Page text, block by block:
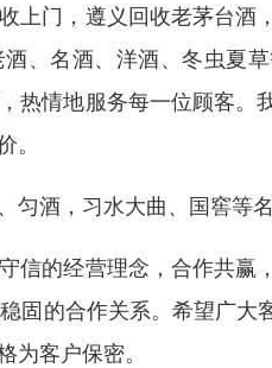
上门，遵义回收老茅台
、名酒、洋酒、冬虫夏
热情地服务每一位顾客
酒，习水大曲、国窖等
信的经营理念，合作共
固的合作关系。希望广
客户保密。